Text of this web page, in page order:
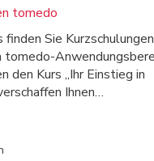
tomedo
finden Sie
tomedo-
den Kurs „Ihr Einstieg in
Ihnen…